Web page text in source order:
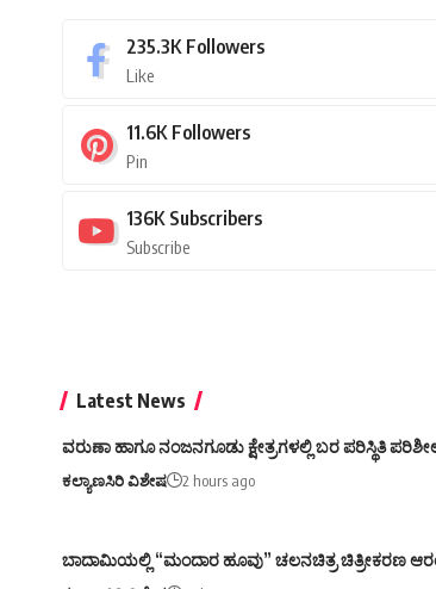
235.3K Followers
Like
11.6K Followers
Pin
136K Subscribers
Subscribe
Latest News
ವರುಣಾ ಹಾಗೂ ನಂಜನಗೂಡು ಕ್ಷೇತ್ರಗಳಲ್ಲಿ ಬರ ಪರಿಸ್ಥಿತಿ
ಕಲ್ಯಾಣಸಿರಿ ವಿಶೇಷ 2 hours ago
ಬಾದಾಮಿಯಲ್ಲಿ “ಮಂದಾರ ಹೂವು” ಚಲನಚಿತ್ರ ಚಿತ್ರೀಕರಣ